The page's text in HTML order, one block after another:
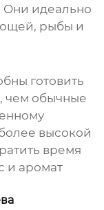
Они идеально
рыбы и
готовить
чем обычные
высокой
время
и аромат